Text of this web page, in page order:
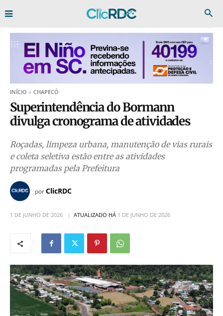
INÍCIO CHAPECÓ
Superintendência do Bormann
divulga cronograma de atividades
Roçadas, limpeza urbana, manutenção de vias rurais
e coleta seletiva estão entre as atividades
programadas pela Prefeitura
porClicRDC
1 DE JUNHO DE 2026 ATUALIZADO HÁ 1 DE JUNHO DE 2026